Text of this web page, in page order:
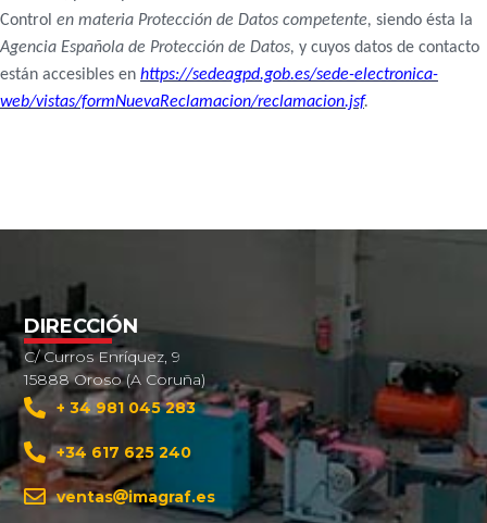
Control en materia Protección de Datos competente, siendo ésta la
Agencia Española de Protección de Datos, y cuyos datos de contacto
están accesibles en https://sedeagpd.gob.es/sede-electronica-
web/vistas/formNuevaReclamacion/reclamacion.jsf.
DIRECCIÓN
C/ Curros Enríquez, 9
15888 Oroso (A Coruña)
+ 34 981 045 283
+34 617 625 240
ventas
imagraf.es